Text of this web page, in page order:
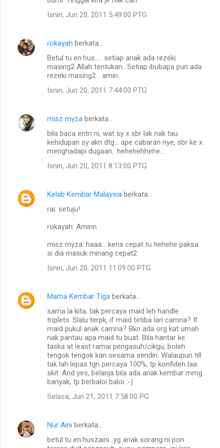
Isnin, Jun 20, 2011 5:49:00 PTG
rokayah berkata…
Betul tu en.hus..... setiap anak ada rezeki
masing2 Allah tentukan.. Setiap ibubapa pun ada
rezeki masing2... amin..
Isnin, Jun 20, 2011 7:44:00 PTG
misz myza berkata…
bila baca entri ni, wat sy x sbr lak nak tau
kehidupan sy akn dtg... ape cabaran nye, sbr ke x
menghadapi dugaan.. hehehehhehe...
Isnin, Jun 20, 2011 8:13:00 PTG
Kelab Kembar Malaysia berkata…
rai: setuju!
rokayah: Aminn
misz myza: haaa... kena cepat tu hehehe paksa
si dia masuk minang cepat2
Isnin, Jun 20, 2011 11:09:00 PTG
Mama Kembar Tiga berkata…
sama la kita, tak percaya maid leh handle
triplets. Slalu terpk, if maid tetiba lari camna? If
maid pukul anak camna? Bkn ada org kat umah
nak pantau apa maid tu buat. Bila hantar ke
taska at least ramai pengasuh/cikgu, boleh
tengok tengok kan sesama sendiri. Walaupun till
tak lah lepas tgn percaya 100%, tp konfiden laa
skit. And yes, belanja bila ada anak kembar mmg
banyak, tp berbaloi baloi :-)
Selasa, Jun 21, 2011 7:58:00 PG
Nur Aini berkata…
betul tu en.huszaini...yg anak sorang ni pon